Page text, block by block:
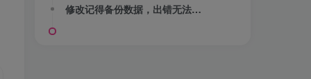
修改记得备份数据，出错无法恢复！一切修改，与本店（站）无关！